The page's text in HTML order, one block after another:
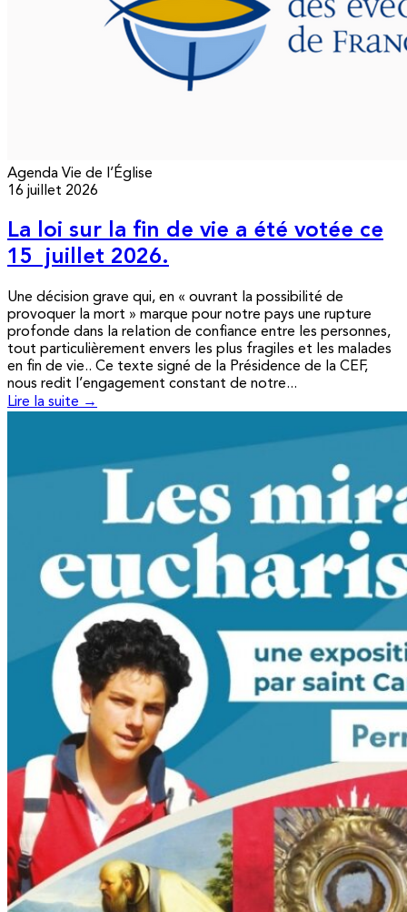
Agenda Vie de l’Église
16 juillet 2026
La loi sur la fin de vie a été votée ce
15 juillet 2026.
Une décision grave qui, en « ouvrant la possibilité de
provoquer la mort » marque pour notre pays une rupture
profonde dans la relation de confiance entre les personnes,
tout particulièrement envers les plus fragiles et les malades
en fin de vie.. Ce texte signé de la Présidence de la CEF,
nous redit l’engagement constant de notre...
Lire la suite →